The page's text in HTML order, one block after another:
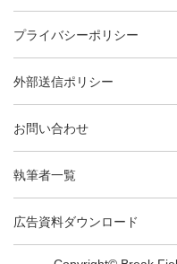
プライバシーポリシー
外部送信ポリシー
お問い合わせ
執筆者一覧
広告資料ダウンロード